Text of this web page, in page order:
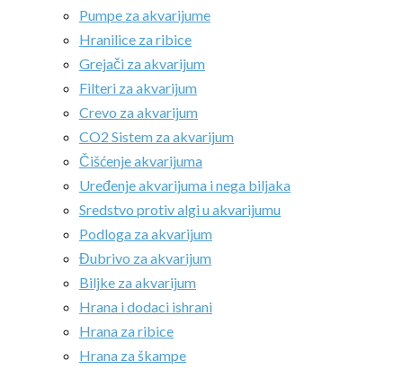
Pumpe za akvarijume
Hranilice za ribice
Grejači za akvarijum
Filteri za akvarijum
Crevo za akvarijum
CO2 Sistem za akvarijum
Čišćenje akvarijuma
Uređenje akvarijuma i nega biljaka
Sredstvo protiv algi u akvarijumu
Podloga za akvarijum
Đubrivo za akvarijum
Biljke za akvarijum
Hrana i dodaci ishrani
Hrana za ribice
Hrana za škampe